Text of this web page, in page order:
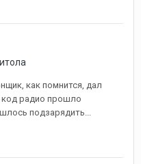
как помнится, дал
код радио прошло
подзарядить...